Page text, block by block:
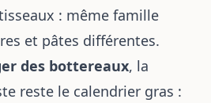
: même famille
et pâtes différentes.
des bottereaux, la
reste le calendrier gras :